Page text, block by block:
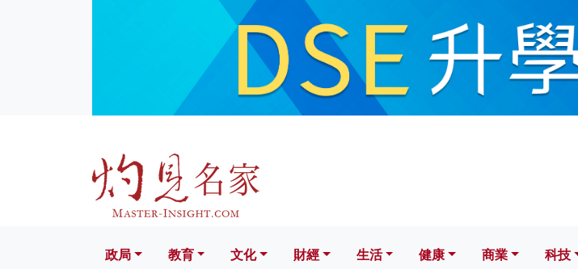
文化 財經 生活 健康 科技
政局 教育 文化 財經 生活 健康 商業 科技